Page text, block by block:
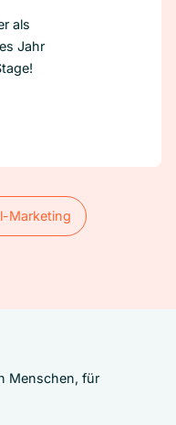
als
Jahr
Marketing
Marketing